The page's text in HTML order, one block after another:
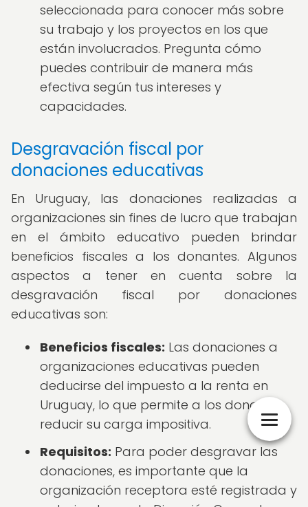
seleccionada para conocer más sobre
su trabajo y los proyectos en los que
están involucrados. Pregunta cómo
puedes contribuir de manera más
efectiva según tus intereses y
capacidades.
Desgravación fiscal por
donaciones educativas
En Uruguay, las donaciones realizadas a
organizaciones sin fines de lucro que trabajan
en el ámbito educativo pueden brindar
beneficios fiscales a los donantes. Algunos
aspectos a tener en cuenta sobre la
desgravación fiscal por donaciones
educativas son:
Beneficios fiscales: Las donaciones a
organizaciones educativas pueden
deducirse del impuesto a la renta en
Uruguay, lo que permite a los donantes
reducir su carga impositiva.
Requisitos: Para poder desgravar las
donaciones, es importante que la
organización receptora esté registrada y